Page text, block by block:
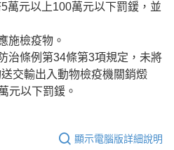
萬元以上100萬元以下罰鍰，並
施檢疫物。
治條例第34條第3項規定，未將
交輸出入動物檢疫機關銷燬
元以下罰鍰。
顯示電腦版詳細說明